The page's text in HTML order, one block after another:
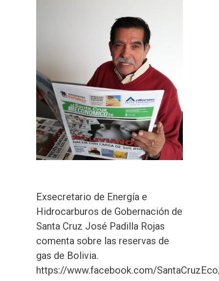
Exsecretario de Energía e
Hidrocarburos de Gobernación de
Santa Cruz José Padilla Rojas
comenta sobre las reservas de
gas de Bolivia.
https://www.facebook.com/